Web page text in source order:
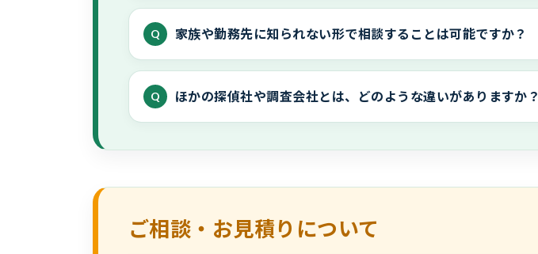
家族や勤務先に知られない形で相談することは可能ですか？
ほかの探偵社や調査会社とは、どのような違いがありますか？
ご相談・お見積りについて